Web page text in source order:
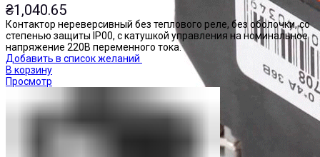
₴1,040.65
Контактор нереверсивный без теплового реле, без оболочки, со
степенью защиты IP00, с катушкой управления на номинальное
напряжение 220В переменного тока.
Добавить в список желаний
В корзину
Просмотр